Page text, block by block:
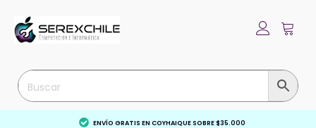
ENVÍO GRATIS EN COYHAIQUE SOBRE $35.000